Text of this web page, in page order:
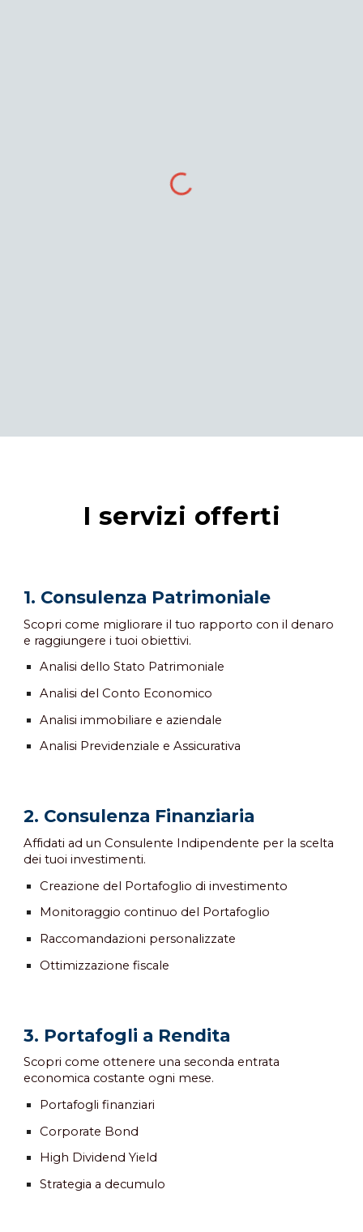
I servizi offerti
1. Consulenza Patrimoniale
Scopri come migliorare il tuo rapporto con il denaro
e raggiungere i tuoi obiettivi.
Analisi dello Stato Patrimoniale
Analisi del Conto Economico
Analisi immobiliare e aziendale
Analisi Previdenziale e Assicurativa
2. Consulenza Finanziaria
Affidati ad un Consulente Indipendente per la scelta
dei tuoi investimenti.
Creazione del Portafoglio di investimento
Monitoraggio continuo del Portafoglio
Raccomandazioni personalizzate
Ottimizzazione fiscale
3. Portafogli a Rendita
Scopri come ottenere una seconda entrata
economica costante ogni mese.
Portafogli finanziari
Corporate Bond
High Dividend Yield
Strategia a decumulo